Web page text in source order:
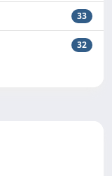
33
32